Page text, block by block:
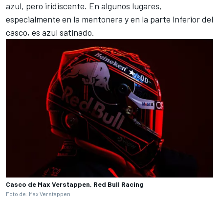
azul, pero iridiscente. En algunos lugares,
especialmente en la mentonera y en la parte inferior del
casco, es azul satinado.
Casco de Max Verstappen, Red Bull Racing
Foto de: Max Verstappen